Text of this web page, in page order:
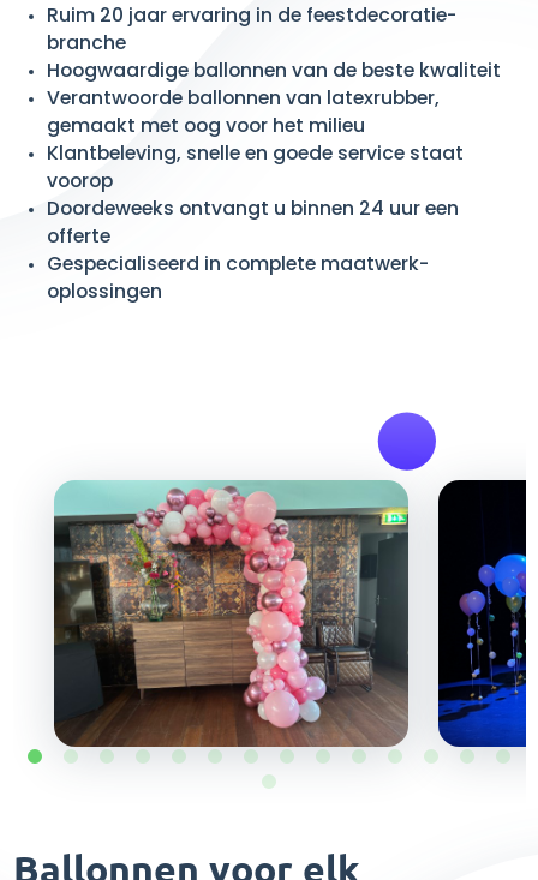
Ruim 20 jaar ervaring in de feestdecoratie-
branche
Hoogwaardige ballonnen van de beste kwaliteit
Verantwoorde ballonnen van latexrubber,
gemaakt met oog voor het milieu
Klantbeleving, snelle en goede service staat
voorop
Doordeweeks ontvangt u binnen 24 uur een
offerte
Gespecialiseerd in complete maatwerk-
oplossingen
Ballonnen voor elk